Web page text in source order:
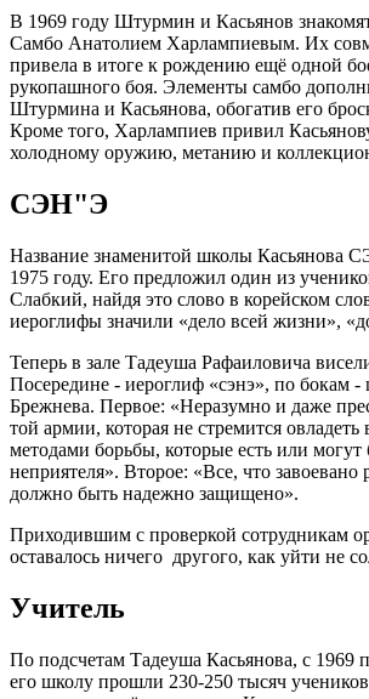
В 1969 году Штурмин и Касьянов
Самбо Анатолием Харлампиевым. Их
привела в итоге к рождению ещё одной
рукопашного боя. Элементы самбо
Штурмина и Касьянова, обогатив его
Кроме того, Харлампиев привил
холодному оружию, метанию и
СЭН"Э
Название знаменитой школы Касьянова
1975 году. Его предложил один из
Слабкий, найдя это слово в корейском
иероглифы значили «дело всей жизни»,
Теперь в зале Тадеуша Рафаиловича
Посередине - иероглиф «сэнэ», по бокам
Брежнева. Первое: «Неразумно и даже
той армии, которая не стремится
методами борьбы, которые есть или могут
неприятеля». Второе: «Все, что завоевано
должно быть надежно защищено».
Приходившим с проверкой сотрудникам
оставалось ничего другого, как уйти не
Учитель
По подсчетам Тадеуша Касьянова, с 1969
его школу прошли 230-250 тысяч